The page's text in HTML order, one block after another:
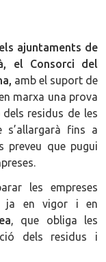
ajuntaments de
el Consorci del
amb el suport de
marxa una prova
residus de les
s’allargarà fins a
preveu que pugui
les empreses
ja en vigor i en
, que obliga les
dels residus i